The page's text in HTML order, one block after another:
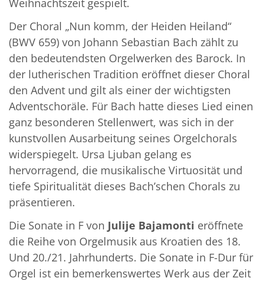
Weihnachtszeit gespielt.
Der Choral „Nun komm, der Heiden Heiland“
(BWV 659) von Johann Sebastian Bach zählt zu
den bedeutendsten Orgelwerken des Barock. In
der lutherischen Tradition eröffnet dieser Choral
den Advent und gilt als einer der wichtigsten
Adventschoräle. Für Bach hatte dieses Lied einen
ganz besonderen Stellenwert, was sich in der
kunstvollen Ausarbeitung seines Orgelchorals
widerspiegelt. Ursa Ljuban gelang es
hervorragend, die musikalische Virtuosität und
tiefe Spiritualität dieses Bach’schen Chorals zu
präsentieren.
Die Sonate in F von Julije Bajamonti eröffnete
die Reihe von Orgelmusik aus Kroatien des 18.
Und 20./21. Jahrhunderts. Die Sonate in F-Dur für
Orgel ist ein bemerkenswertes Werk aus der Zeit